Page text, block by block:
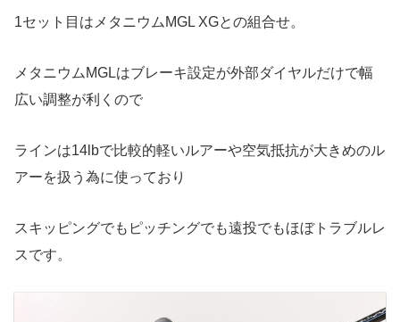
1セット目はメタニウムMGL XGとの組合せ。
メタニウムMGLはブレーキ設定が外部ダイヤルだけで幅
広い調整が利くので
ラインは14lbで比較的軽いルアーや空気抵抗が大きめのル
アーを扱う為に使っており
スキッピングでもピッチングでも遠投でもほぼトラブルレ
スです。